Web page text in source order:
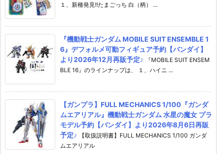
１、新種発見!!たまごっち 白（柄） ...
『機動戦士ガンダム MOBILE SUIT ENSEMBLE 1
6』デフォルメ可動フィギュア予約【バンダイ】
より2026年12月再販予定♪
『MOBILE SUIT ENSEM
BLE 16』のラインナップは、 １、ハイニ ...
【ガンプラ】FULL MECHANICS 1/100『ガンダ
ムエアリアル』機動戦士ガンダム 水星の魔女 プラ
モデル予約【バンダイ】より2026年8月6日再販
予定♪
【取扱説明書】FULL MECHANICS 1/100 ガンダ
ムエアリアル